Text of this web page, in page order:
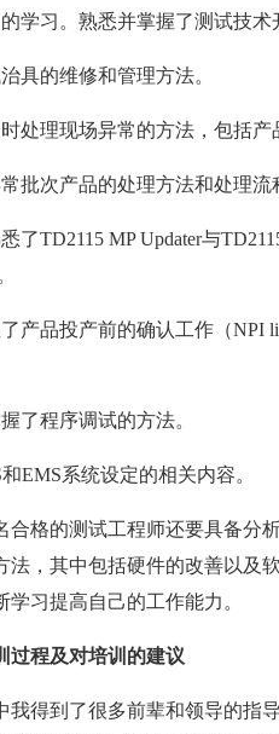
学习。熟悉并掌握了测试技术
具的维修和管理方法。
处理现场异常的方法，包括
批次产品的处理方法和处理流
了TD2115 MP Updater与
产品投产前的确认工作（NPI
了程序调试的方法。
EMS系统设定的相关内容。
合格的测试工程师还要具备分
法，其中包括硬件的改善以及
学习提高自己的工作能力。
过程及对培训的建议
我得到了很多前辈和领导的指